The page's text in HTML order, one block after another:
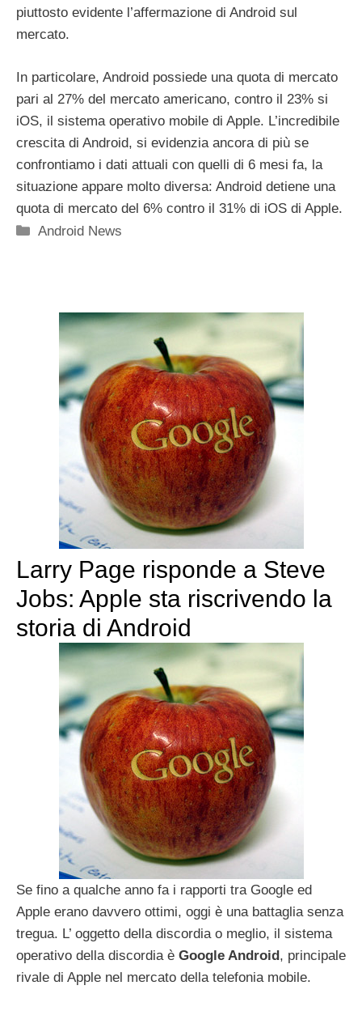
piuttosto evidente l’affermazione di Android sul
mercato.
In particolare, Android possiede una quota di mercato
pari al 27% del mercato americano, contro il 23% si
iOS, il sistema operativo mobile di Apple. L’incredibile
crescita di Android, si evidenzia ancora di più se
confrontiamo i dati attuali con quelli di 6 mesi fa, la
situazione appare molto diversa: Android detiene una
quota di mercato del 6% contro il 31% di iOS di Apple.
Categorie
Android News
Larry Page risponde a Steve
Jobs: Apple sta riscrivendo la
storia di Android
Se fino a qualche anno fa i rapporti tra Google ed
Apple erano davvero ottimi, oggi è una battaglia senza
tregua. L’ oggetto della discordia o meglio, il sistema
operativo della discordia è Google Android, principale
rivale di Apple nel mercato della telefonia mobile.